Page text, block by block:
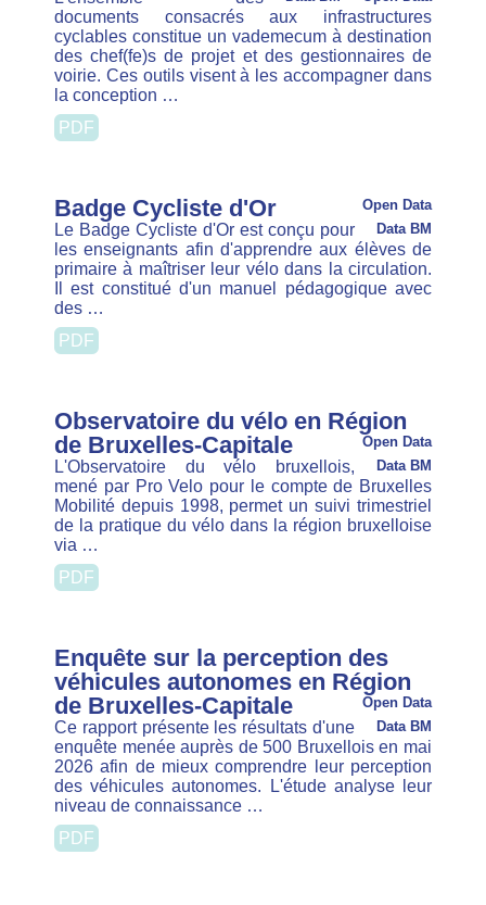
7 Cahiers de l'Observatoire de la
mobilité Open Data
Data BM
Les cahiers de l'observatoire de la mobilité sont
des analyses approfondies des données de
académique pour …
PDF
SMV
Le Conseil des ministres a approuvé ce 5 mars la
version finale du plan régional de mobilité Good
CSV
GPKG JSON SHP SLD
WFS
WMS
Badge Piéton d'Or
Open Data
Le Badge Piéton d’Or est conçu pour les
enseignants afin de leur permettre d’apprendre
PDF
Des voitures plus grandes et plus
lourdes: Analyse de la situation et
des mesures possibles
Open Data
Depuis plusieurs années, les voitures
gagnent systématiquement en poids et en volume.
Cette évolution se marque tant au niveau